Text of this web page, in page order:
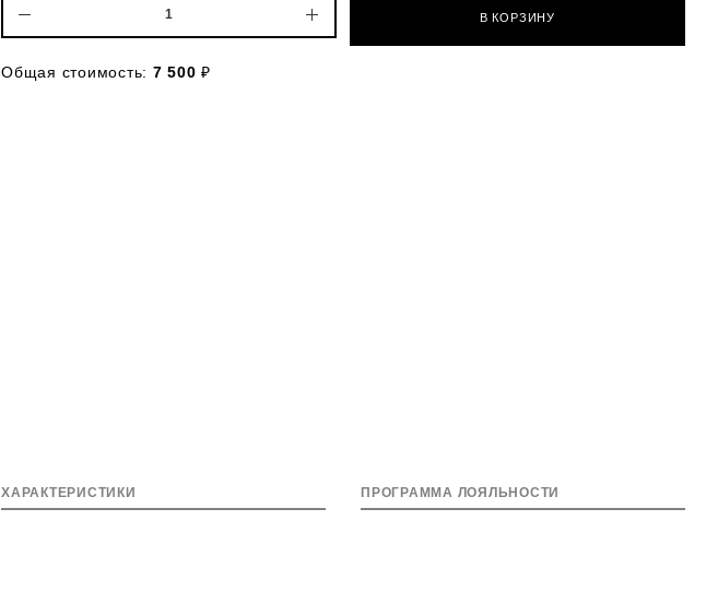
В КОРЗИНУ
Общая стоимость: 7 500₽
ХАРАКТЕРИСТИКИ ПРОГРАММА ЛОЯЛЬНОСТИ